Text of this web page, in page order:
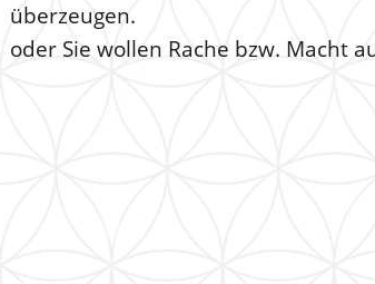
überzeugen.
oder Sie wollen Rache bzw. Macht